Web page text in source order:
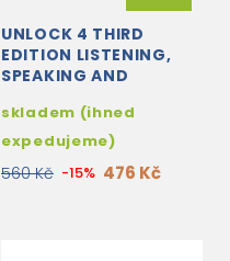
UNLOCK 4 THIRD
EDITION LISTENING,
SPEAKING AND
STUDENT'S BOOK
WITH DIGITAL PACK
skladem (ihned
expedujeme)
560 Kč -15% 476 Kč